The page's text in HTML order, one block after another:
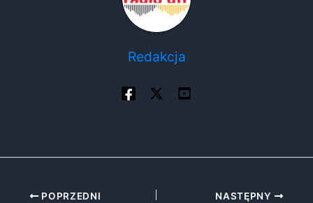
Redakcja
POPRZEDNI NASTĘPNY